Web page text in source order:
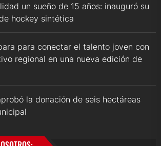
un sueño de 15 años: inauguró su
hockey sintética
para conectar el talento joven con
regional en una nueva edición de
la donación de seis hectáreas